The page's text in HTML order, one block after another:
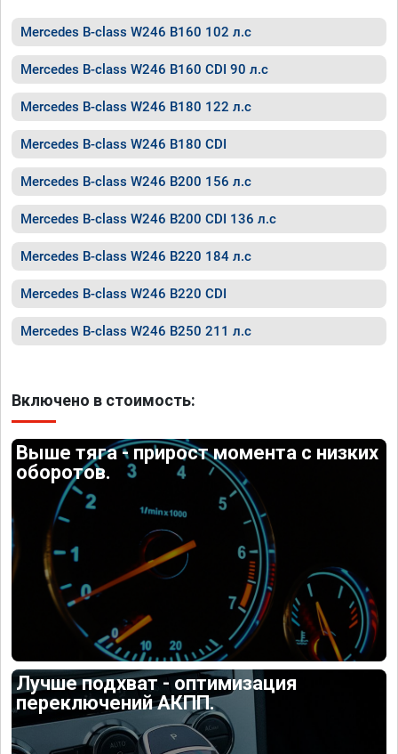
Mercedes B-class W246 B160 102 л.с
Mercedes B-class W246 B160 CDI 90 л.с
Mercedes B-class W246 B180 122 л.с
Mercedes B-class W246 B180 CDI
Mercedes B-class W246 B200 156 л.с
Mercedes B-class W246 B200 CDI 136 л.с
Mercedes B-class W246 B220 184 л.с
Mercedes B-class W246 B220 CDI
Mercedes B-class W246 B250 211 л.с
Включено в стоимость:
Выше тяга - прирост момента с низких
оборотов.
Лучше подхват - оптимизация
переключений АКПП.